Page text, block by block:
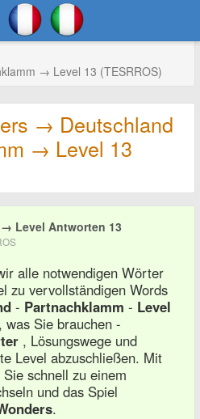
→ Level 13 (TESRROS)
→ Deutschland
→ Level 13
Level Antworten 13
alle notwendigen Wörter
zu vervollständigen Words
- Partnachklamm - Level
Sie brauchen -
, Lösungswege und
Level abzuschließen. Mit
schnell zu einem
und das Spiel
.